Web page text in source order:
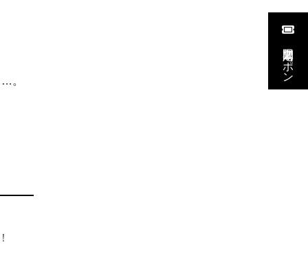
。
期間限定クーポン